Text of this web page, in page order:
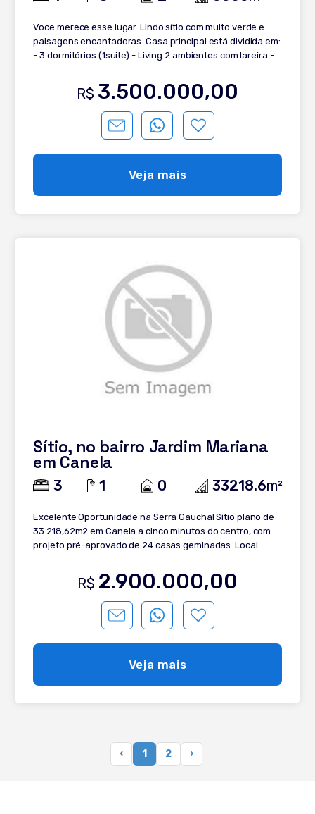
Voce merece esse lugar. Lindo sítio com muito verde e
paisagens encantadoras. Casa principal está dividida em:
- 3 dormitórios (1suite) - Living 2 ambientes com lareira -
ambientes - Banho social - Cozinha Todo esse paraíso a
15 minutos do centro de Gramado. Venha conhecer!
R$ 3.500.000,00
Veja mais
Sítio, no bairro Jardim Mariana
em Canela
3 1 0 33218.6m²
Excelente Oportunidade na Serra Gaucha! Sítio plano de
33.218,62m2 em Canela a cinco minutos do centro, com
projeto pré-aprovado de 24 casas geminadas. Local
R$ 2.900.000,00
Veja mais
‹ 1 2 ›